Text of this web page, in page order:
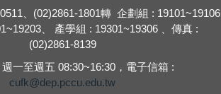
、(02)2861-1801轉 企劃組 : 19101~19106
、 產學組 : 19301~19306 、傳真 :
(02)2861-8139
一至週五 08:30~16:30，電子信箱 :
cufk@dep.pccu.edu.tw